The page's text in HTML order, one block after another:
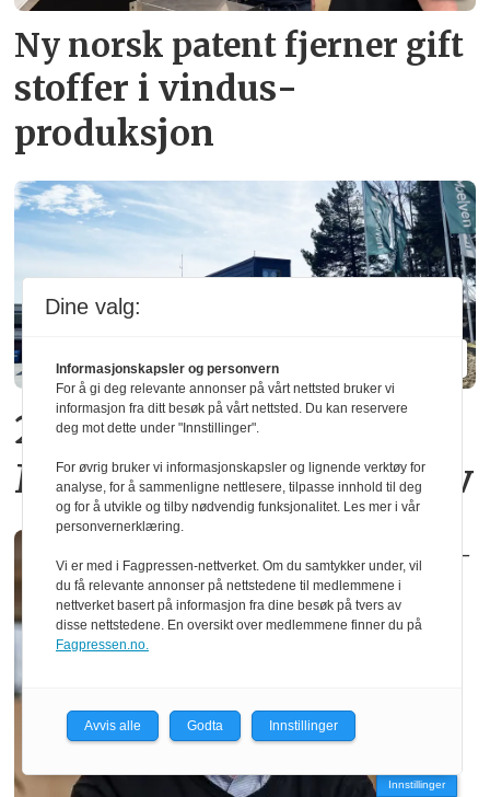
Ny norsk patent fjerner gift­
stoffer i vindus­
produksjon
20 operatører må gå fra
Moelven Limtre i Moelv
–
Innstillinger
Dine valg:
Informasjonskapsler og personvern
For å gi deg relevante annonser på vårt nettsted bruker vi
informasjon fra ditt besøk på vårt nettsted. Du kan reservere
deg mot dette under "Innstillinger".
For øvrig bruker vi informasjonskapsler og lignende verktøy for
analyse, for å sammenligne nettlesere, tilpasse innhold til deg
og for å utvikle og tilby nødvendig funksjonalitet. Les mer i vår
personvernerklæring.
Vi er med i Fagpressen-nettverket. Om du samtykker under, vil
du få relevante annonser på nettstedene til medlemmene i
nettverket basert på informasjon fra dine besøk på tvers av
disse nettstedene. En oversikt over medlemmene finner du på
Fagpressen.no.
Avvis alle Godta Innstillinger